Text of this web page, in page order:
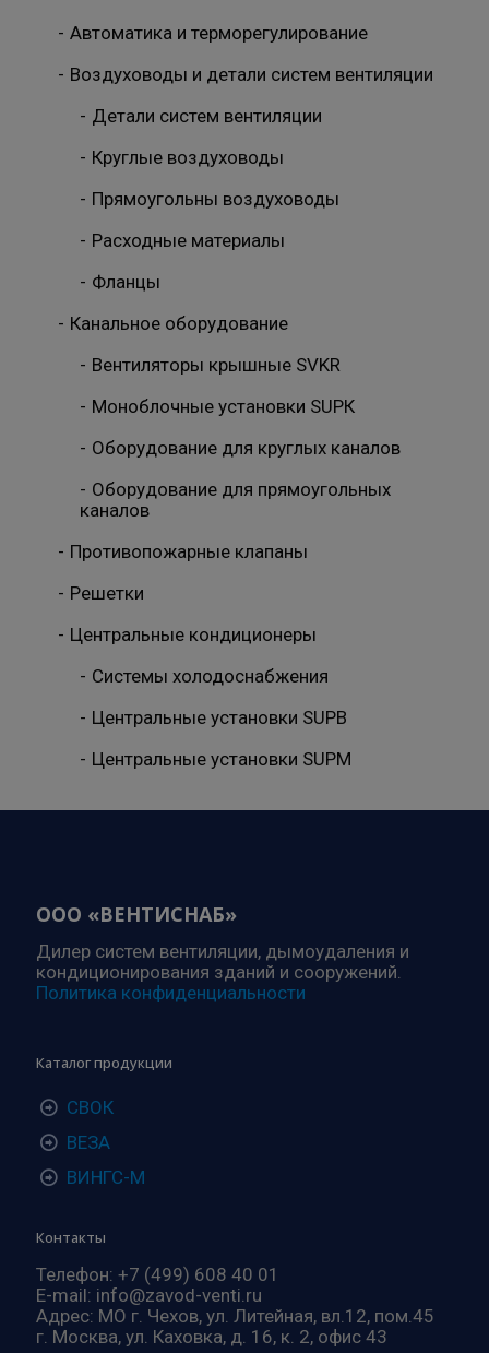
Автоматика и терморегулирование
Воздуховоды и детали систем вентиляции
Детали систем вентиляции
Круглые воздуховоды
Прямоугольны воздуховоды
Расходные материалы
Фланцы
Канальное оборудование
Вентиляторы крышные SVKR
Моноблочные установки SUPК
Оборудование для круглых каналов
Оборудование для прямоугольных
каналов
Противопожарные клапаны
Решетки
Центральные кондиционеры
Системы холодоснабжения
Центральные установки SUPB
Центральные установки SUPM
ООО «ВЕНТИСНАБ»
Дилер систем вентиляции, дымоудаления и
кондиционирования зданий и сооружений.
Политика конфиденциальности
Каталог продукции
СВОК
ВЕЗА
ВИНГС-М
Контакты
Телефон: +7 (499) 608 40 01
E-mail: info@zavod-venti.ru
Адрес: МО г. Чехов, ул. Литейная, вл.12, пом.45
г. Москва, ул. Каховка, д. 16, к. 2, офис 43